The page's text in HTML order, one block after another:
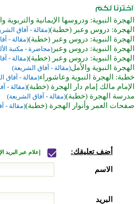
الهجرة النبوية: ودروسها الإيمانية والتربوية
الهجرة: دروس وعبر (خطبة)(مقالة - آفاق
الهجرة النبوية: دروس وعبر (خطبة)(مقالة -
الهجرة النبوية: دروس وعبر (محاضرة - مكتبة
الهجرة النبوية: دروس وعبر (خطبة)(مقالة -
الهجرة النبوية والأمل(مقالة - آفاق الشريعة)
خطبة: الهجرة النبوية وعاشوراء(مقالة - آفاق
الإمام مالك إمام دار الهجرة (خطبة)(مقالة -
مدرسة الهجرة (خطبة)(مقالة - آفاق الشريعة)
صفحات العمر وأنوار الهجرة (خطبة)(مقالة -
أضف تعليقك: إعلام عبر البريد
الاسم
البريد